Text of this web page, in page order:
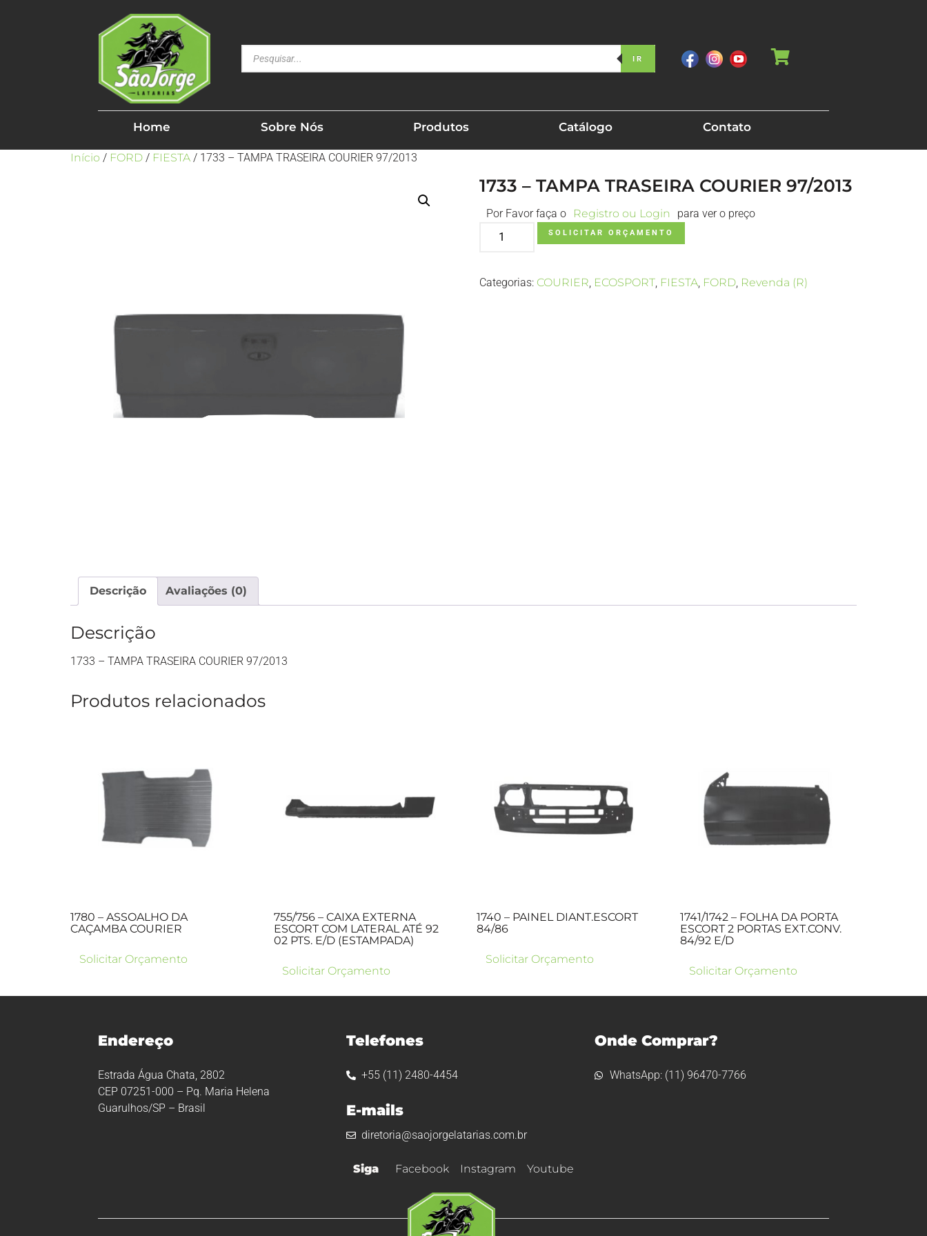
IR
Home Sobre Nós Produtos Catálogo Contato
Início / FORD / FIESTA / 1733 – TAMPA TRASEIRA COURIER 97/2013
1733 – TAMPA TRASEIRA COURIER 97/2013
Por Favor faça o Registro ou Login para ver o preço
SOLICITAR ORÇAMENTO
Categorias: COURIER, ECOSPORT, FIESTA, FORD, Revenda (R)
Descrição Avaliações (0)
Descrição
1733 – TAMPA TRASEIRA COURIER 97/2013
Produtos relacionados
1780 – ASSOALHO DA
CAÇAMBA COURIER
Solicitar Orçamento
755/756 – CAIXA EXTERNA
ESCORT COM LATERAL ATÉ 92
02 PTS. E/D (ESTAMPADA)
Solicitar Orçamento
1740 – PAINEL DIANT.ESCORT
84/86
Solicitar Orçamento
1741/1742 – FOLHA DA PORTA
ESCORT 2 PORTAS EXT.CONV.
84/92 E/D
Solicitar Orçamento
Endereço
Estrada Água Chata, 2802
CEP 07251-000 – Pq. Maria Helena
Guarulhos/SP – Brasil
Telefones
+55 (11) 2480-4454
E-mails
diretoria@saojorgelatarias.com.br
Onde Comprar?
WhatsApp: (11) 96470-7766
Siga Facebook Instagram Youtube